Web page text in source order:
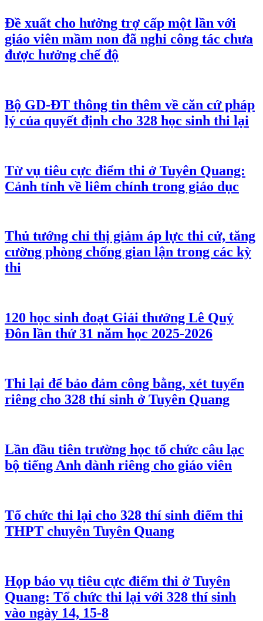
Đề xuất cho hưởng trợ cấp một lần với
giáo viên mầm non đã nghỉ công tác chưa
được hưởng chế độ
Bộ GD-ĐT thông tin thêm về căn cứ pháp
lý của quyết định cho 328 học sinh thi lại
Từ vụ tiêu cực điểm thi ở Tuyên Quang:
Cảnh tỉnh về liêm chính trong giáo dục
Thủ tướng chỉ thị giảm áp lực thi cử, tăng
cường phòng chống gian lận trong các kỳ
thi
120 học sinh đoạt Giải thưởng Lê Quý
Đôn lần thứ 31 năm học 2025-2026
Thi lại để bảo đảm công bằng, xét tuyển
riêng cho 328 thí sinh ở Tuyên Quang
Lần đầu tiên trường học tổ chức câu lạc
bộ tiếng Anh dành riêng cho giáo viên
Tổ chức thi lại cho 328 thí sinh điểm thi
THPT chuyên Tuyên Quang
Họp báo vụ tiêu cực điểm thi ở Tuyên
Quang: Tổ chức thi lại với 328 thí sinh
vào ngày 14, 15-8